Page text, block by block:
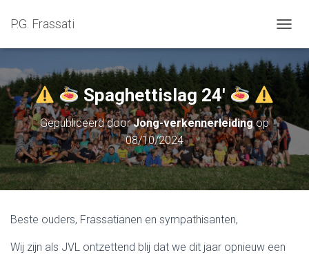
P.G. Frassati
Spaghettislag 24′
Gepubliceerd doorJong-verkennerleidingop
08/10/2024
Beste ouders, Frassatianen en sympathisanten,
Wij zijn als JVL ontzettend blij dat we dit jaar opnieuw een